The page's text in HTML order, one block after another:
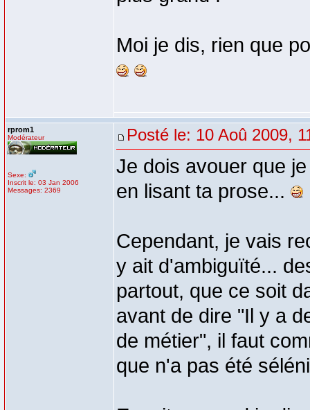
Moi je dis, rien que
rprom1
Modérateur
Sexe:
Inscrit le: 03 Jan 2006
Messages: 2369
Posté le: 10 Aoû 2009,
Je dois avouer que
en lisant ta prose...
Cependant, je vais
y ait d'ambiguïté...
partout, que ce soit
avant de dire "Il y a
de métier", il faut
que n'a pas été